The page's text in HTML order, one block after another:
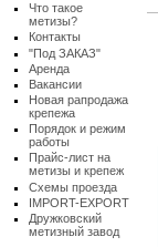
Что такое
метизы?
Контакты
"Под ЗАКАЗ"
Аренда
Вакансии
Новая рапродажа
крепежа
Порядок и режим
работы
Прайс-лист на
метизы и крепеж
Схемы проезда
IMPORT-EXPORT
Дружковский
метизный завод